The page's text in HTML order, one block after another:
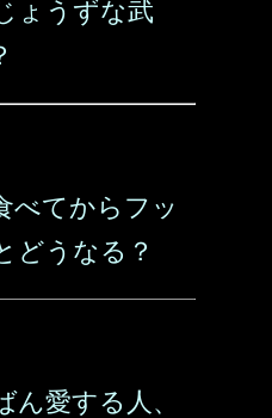
ょうずな武
べてからフッ
どうなる？
愛する人、